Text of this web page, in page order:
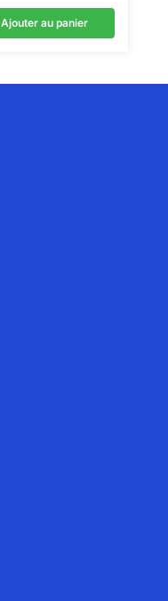
Ajouter au panier